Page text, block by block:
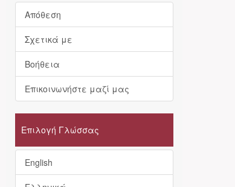
Απόθεση
Σχετικά με
Βοήθεια
Επικοινωνήστε μαζί μας
Επιλογή Γλώσσας
English